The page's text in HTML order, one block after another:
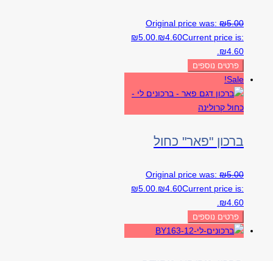
₪5.00
Original price was:
₪5.00.₪4.60Current price is:
₪4.60.
פרטים נוספים
Sale!
ברכון "פאר" כחול
₪5.00
Original price was:
₪5.00. ₪4.60Current price is:
₪4.60.
פרטים נוספים